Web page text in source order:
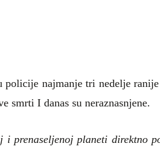
policije najmanje tri nedelje
smrti I danas su neraznasnjene.
prenaseljenoj planeti direktno